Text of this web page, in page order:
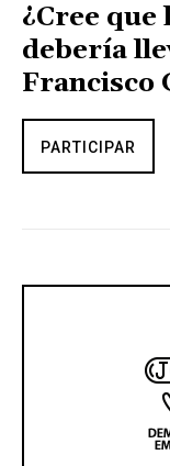
¿Cree que
debería
Francisco
PARTICIPAR